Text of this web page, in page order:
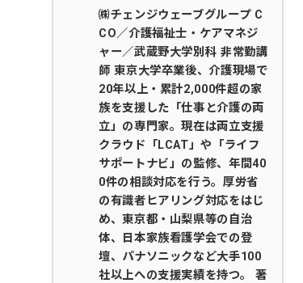
㈱チェンジウェーブグループ C
CO／介護福祉士・ケアマネジ
ャー／武蔵野大学別科 非常勤講
師 東京大学卒業後、介護現場で
20年以上・累計2,000件超の家
族を支援した「仕事と介護の両
立」の専門家。現在は両立支援
クラウド「LCAT」や「ライフ
サポートナビ」の監修、年間40
0件の相談対応を行う。厚労省
の有識者ヒアリング対応をはじ
め、東京都・山梨県等の自治
体、日本家族看護学会での登
壇、パナソニックなど大手100
社以上への支援実績を持つ。 著